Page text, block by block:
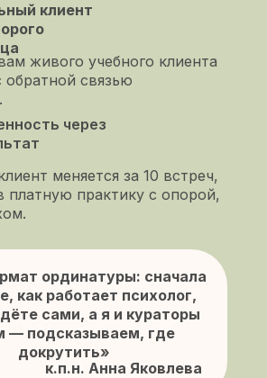
ординатуры: сначала
как работает психолог,
сами, а я и кураторы
— подсказываем, где
докрутить»
к.п.н. Анна Яковлева
клиент
живого учебного клиента
обратной связью
через
меняется за 10 встреч,
платную практику с опорой,